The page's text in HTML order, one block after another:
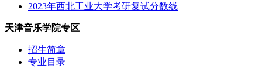
2023年西北工业大学考研复试分数线
天津音乐学院专区
招生简章
专业目录